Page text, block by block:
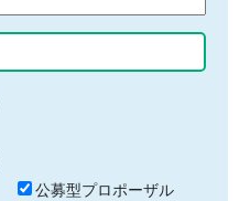
公募型プロポーザル